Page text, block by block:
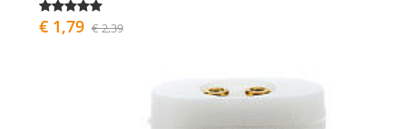
€ 1,79 € 2,39